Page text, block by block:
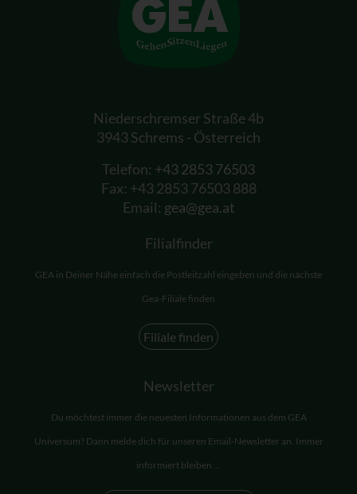
Niederschremser Straße 4b
3943 Schrems - Österreich
Telefon: +43 2853 76503
Fax: +43 2853 76503 888
Email: gea@gea.at
Filialfinder
GEA in Deiner Nähe einfach die Postleitzahl eingeben und die nächste
Gea-Filiale finden
Filiale finden
Newsletter
Du möchtest immer die neuesten Informationen aus dem GEA
Universum? Dann melde dich für unseren Email-Newsletter an. Immer
informiert bleiben ...